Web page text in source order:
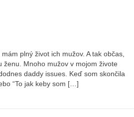
plný život ich mužov. A tak občas,
ženu. Mnoho mužov v mojom živote
daddy issues. Keď som skončila
“To jak keby som […]